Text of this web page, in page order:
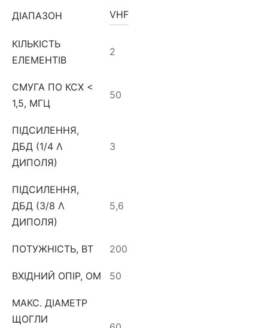
ДІАПАЗОН VHF
КІЛЬКІСТЬ
ЕЛЕМЕНТІВ
2
СМУГА ПО КСХ <
1,5, МГЦ
50
ПІДСИЛЕННЯ,
ДБД (1/4 Λ
ДИПОЛЯ)
3
ПІДСИЛЕННЯ,
ДБД (3/8 Λ
ДИПОЛЯ)
5,6
ПОТУЖНІСТЬ, ВТ 200
ВХІДНИЙ ОПІР, ОМ 50
МАКС. ДІАМЕТР
ЩОГЛИ